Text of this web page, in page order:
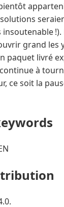
insoutenable
grand
paquet livré
à
ce soit la